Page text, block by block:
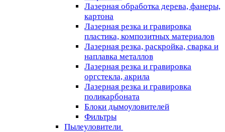
Лазерная обработка дерева, фанеры,
картона
Лазерная резка и гравировка
пластика, композитных материалов
Лазерная резка, раскройка, сварка и
наплавка металлов
Лазерная резка и гравировка
оргстекла, акрила
Лазерная резка и гравировка
поликарбоната
Блоки дымоуловителей
Фильтры
Пылеуловители